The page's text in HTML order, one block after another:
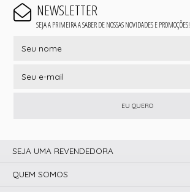
NEWSLETTER
SEJA A PRIMEIRA A SABER DE NOSSAS NOVIDADES E PROMOÇÕES!
EU QUERO
SEJA UMA REVENDEDORA
QUEM SOMOS